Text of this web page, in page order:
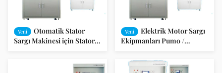
Yeni
Otomatik Stator
Sargı Makinesi için Stator
Yeni
Elektrik Motor Sargı
Ekipmanları Pumo /
Test Sistemi Vakum